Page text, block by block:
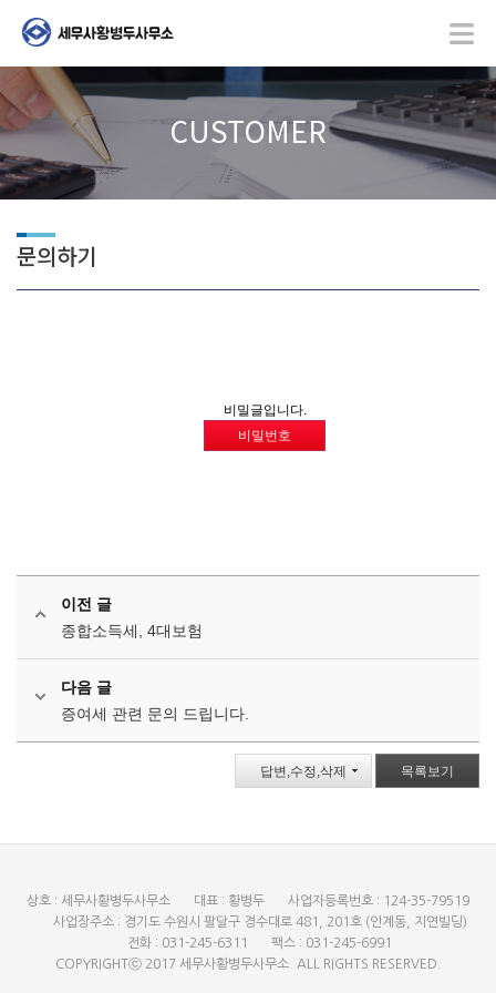
CUSTOMER
문의하기
비밀글입니다.
비밀번호
이전 글
종합소득세, 4대보험
다음 글
증여세 관련 문의 드립니다.
답변,수정,삭제 목록보기
상호 : 세무사황병두사무소 대표 : 황병두
사업자등록번호 : 124-35-79519
사업장주소 : 경기도 수원시 팔달구 경수대로 481, 201호 (인계동, 지연빌딩)
전화 : 031-245-6311
팩스 : 031-245-6991
COPYRIGHTⓒ 2017 세무사황병두사무소. ALL RIGHTS RESERVED.